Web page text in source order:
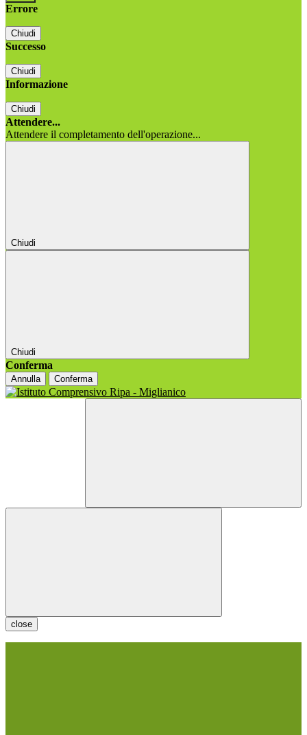
Errore
Chiudi
Successo
Chiudi
Informazione
Chiudi
Attendere...
Attendere il completamento dell'operazione...
Chiudi
Chiudi
Conferma
Annulla Conferma
close